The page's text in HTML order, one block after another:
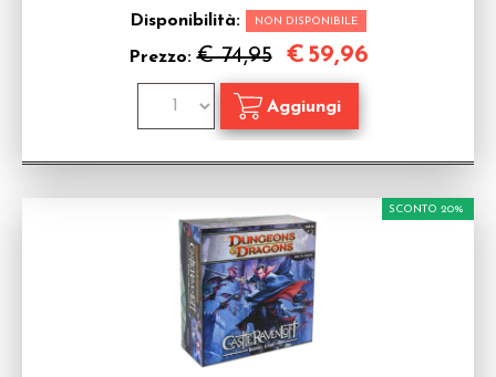
Disponibilità: NON DISPONIBILE
Prezzo:€ 74,95 € 59,96
SCONTO 20%